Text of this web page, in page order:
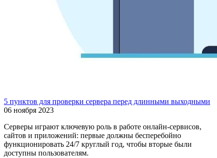
5 пунктов для проверки сервера перед длинными выходными
06 ноября 2023
Серверы играют ключевую роль в работе онлайн-сервисов,
сайтов и приложений: первые должны бесперебойно
функционировать 24/7 круглый год, чтобы вторые были
доступны пользователям.